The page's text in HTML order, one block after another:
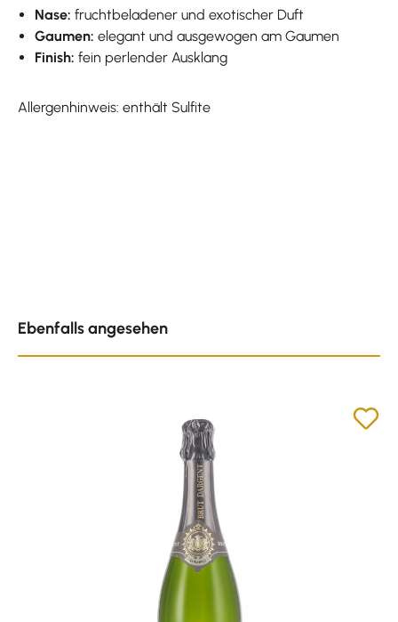
Nase:fruchtbeladener und exotischer Duft
Gaumen: elegant und ausgewogen am Gaumen
Finish: fein perlender Ausklang
Allergenhinweis: enthält Sulfite
Ebenfalls angesehen